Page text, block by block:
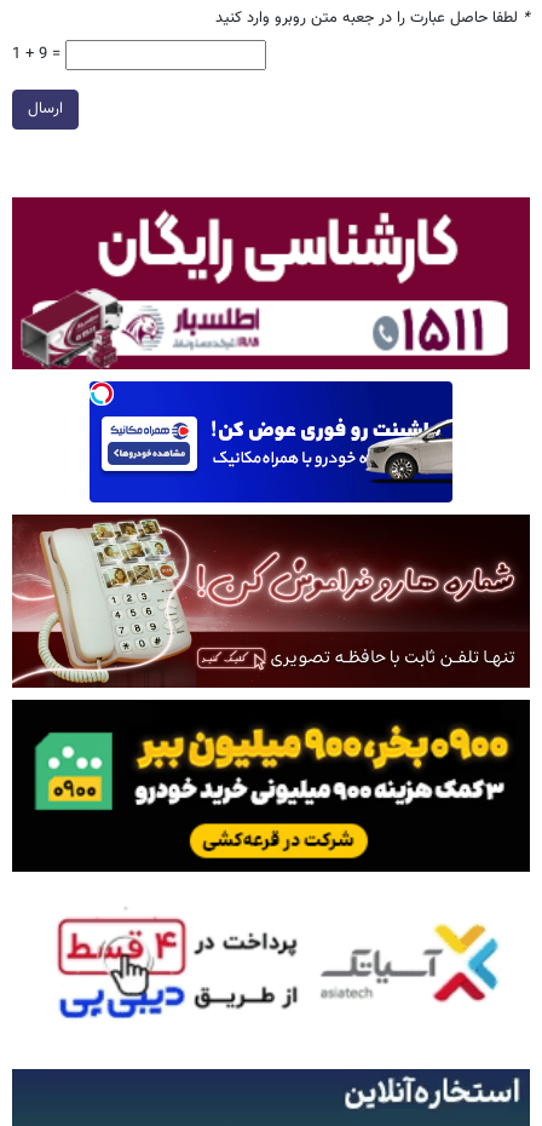
* لطفا حاصل عبارت را در جعبه متن روبرو وارد کنید
1 + 9 =
ارسال